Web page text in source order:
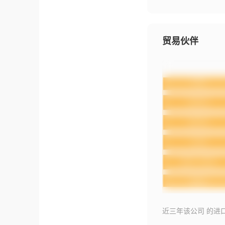
贸易伙伴
近三年该公司 的进